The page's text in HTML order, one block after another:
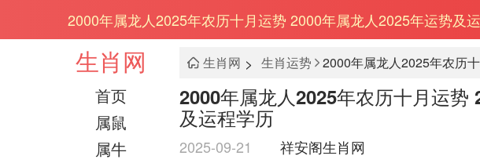
2000年属龙人2025年农历十月运势 2000年属龙人2025年运势及
生肖网
首页
属鼠
属牛
生肖网 > 生肖运势
2000年属龙人2025年农历十月运势
及运程学历
2025-09-21 祥安阁生肖网